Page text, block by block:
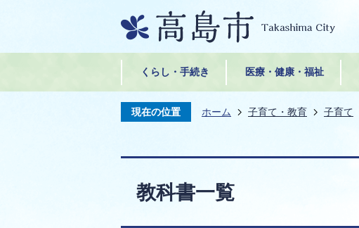
くらし・手続き 医療・健康・福祉
現在の位置 ホーム 子育て・教育 子育て
教科書一覧